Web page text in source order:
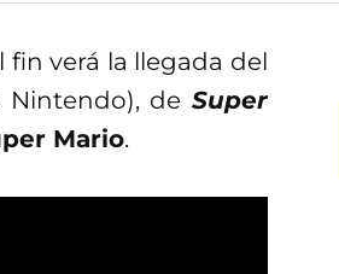
fin verá la llegada del
Nintendo), de Super
Mario.